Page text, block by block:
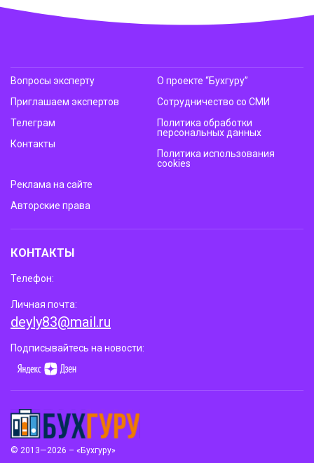
© 2013—2026 – «Бухгуру»
Вопросы эксперту
Приглашаем экспертов
Телеграм
Контакты
О проекте “Бухгуру”
Сотрудничество со СМИ
Политика обработки
персональных данных
Политика использования
cookies
Реклама на сайте
Авторские права
КОНТАКТЫ
Телефон:
Личная почта:
deyly83@mail.ru
Подписывайтесь на новости: